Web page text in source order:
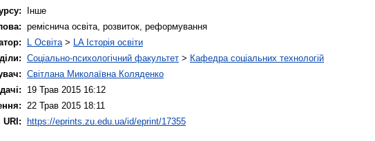
Інше
реміснича освіта, розвиток, реформування
L Освіта >
LA Історія освіти
Соціально-психологічний факультет > Кафедра соціальних технологій
Світлана Миколаївна Коляденко
19 Трав 2015 16:12
22 Трав 2015 18:11
URI:
https://eprints.zu.edu.ua/id/eprint/17355